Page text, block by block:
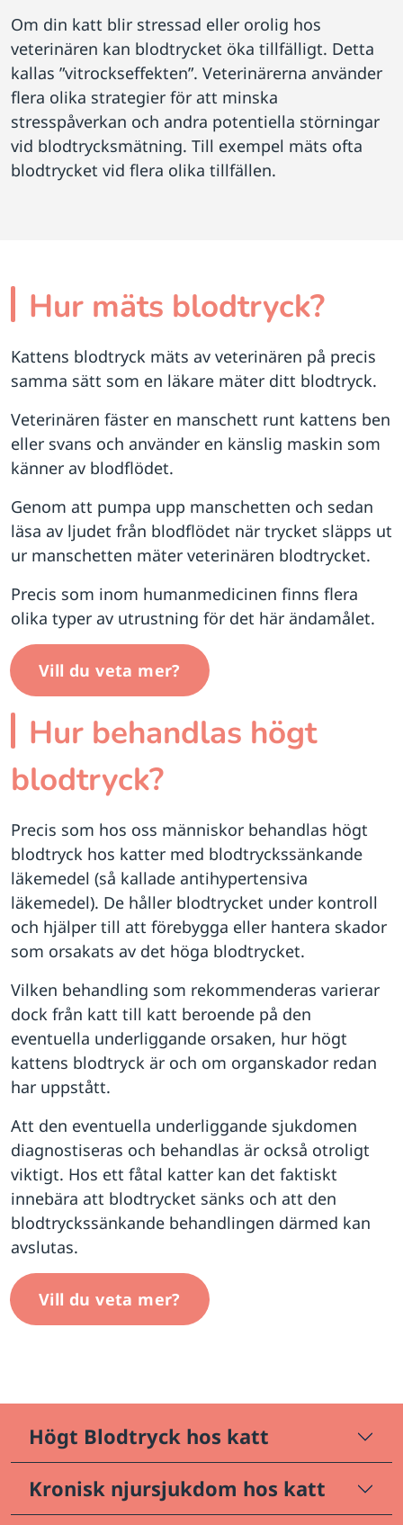
Om din katt blir stressad eller orolig hos
veterinären kan blodtrycket öka tillfälligt. Detta
kallas ”vitrockseffekten”. Veterinärerna använder
flera olika strategier för att minska
stresspåverkan och andra potentiella störningar
vid blodtrycksmätning. Till exempel mäts ofta
blodtrycket vid flera olika tillfällen.
Hur mäts blodtryck?
Kattens blodtryck mäts av veterinären på precis
samma sätt som en läkare mäter ditt blodtryck.
Veterinären fäster en manschett runt kattens ben
eller svans och använder en känslig maskin som
känner av blodflödet.
Genom att pumpa upp manschetten och sedan
läsa av ljudet från blodflödet när trycket släpps ut
ur manschetten mäter veterinären blodtrycket.
Precis som inom humanmedicinen finns flera
olika typer av utrustning för det här ändamålet.
Vill du veta mer?
Hur behandlas högt
blodtryck?
Precis som hos oss människor behandlas högt
blodtryck hos katter med blodtryckssänkande
läkemedel (så kallade antihypertensiva
läkemedel). De håller blodtrycket under kontroll
och hjälper till att förebygga eller hantera skador
som orsakats av det höga blodtrycket.
Vilken behandling som rekommenderas varierar
dock från katt till katt beroende på den
eventuella underliggande orsaken, hur högt
kattens blodtryck är och om organskador redan
har uppstått.
Att den eventuella underliggande sjukdomen
diagnostiseras och behandlas är också otroligt
viktigt. Hos ett fåtal katter kan det faktiskt
innebära att blodtrycket sänks och att den
blodtryckssänkande behandlingen därmed kan
avslutas.
Vill du veta mer?
Högt Blodtryck hos katt
Kronisk njursjukdom hos katt